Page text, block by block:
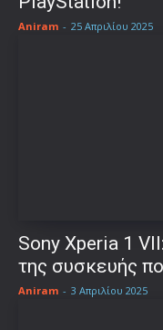
Aniram - 25 Απριλίου 2025
Sony Xperia 1
της συσκευής
Aniram - 3 Απριλίου 2025